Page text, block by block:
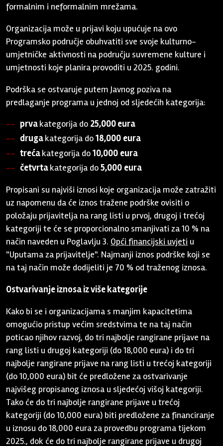
formalnim i neformalnim mrežama.
Organizacija može u prijavi koju upućuje na ovo
Programsko područje obuhvatiti sve svoje kulturno-
umjetničke aktivnosti na području suvremene kulture i
umjetnosti koje planira provoditi u 2025. godini.
Podrška se ostvaruje putem Javnog poziva na
predlaganje programa u jednoj od sljedećih kategorija:
prvakategorija do 25,000 eura
drugakategorija do18,000 eura
trećakategorija do10,000 eura
četvrtakategorija do5,000 eura
Propisani su najviši iznosi koje organizacija može zatražiti
uz napomenu da će iznos tražene podrške ovisiti o
položaju prijavitelja na rang listi u prvoj, drugoj i trećoj
kategoriji te će se proporcionalno smanjivati za 10 % na
način naveden u Poglavlju 3. Opći financijski uvjeti u
"Uputama za prijavitelje". Najmanji iznos podrške koji se
na taj način može dodijeliti je 70 % od traženog iznosa.
Ostvarivanje iznosa iz više kategorije
Kako bi se i organizacijama s manjim kapacitetima
omogućio pristup većim sredstvima te na taj način
poticao njihov razvoj, do tri najbolje rangirane prijave na
rang listi u drugoj kategoriji (do 18,000 eura) i do tri
najbolje rangirane prijave na rang listi u trećoj kategoriji
(do 10,000 eura) bit će predložene za ostvarivanje
najvišeg propisanog iznosa u sljedećoj višoj kategoriji.
Tako će do tri najbolje rangirane prijave u trećoj
kategoriji (do 10,000 eura) biti predložene za financiranje
u iznosu do 18,000 eura za provedbu programa tijekom
2025., dok će do tri najbolje rangirane prijave u drugoj